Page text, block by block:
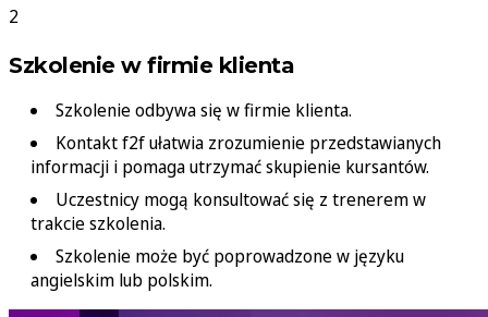
Szkolenie w firmie klienta
Szkolenie odbywa się w firmie klienta.
Kontakt f2f ułatwia zrozumienie przedstawianych
informacji i pomaga utrzymać skupienie kursantów.
Uczestnicy mogą konsultować się z trenerem w
trakcie szkolenia.
Szkolenie może być poprowadzone w języku
angielskim lub polskim.